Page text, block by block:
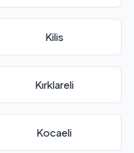
Kilis
Kırklareli
Kocaeli